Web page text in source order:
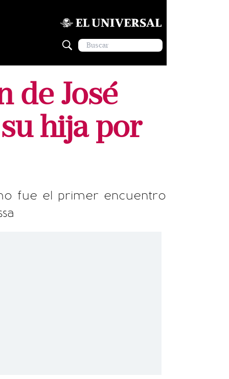
de José
hija por
fue el primer encuentro